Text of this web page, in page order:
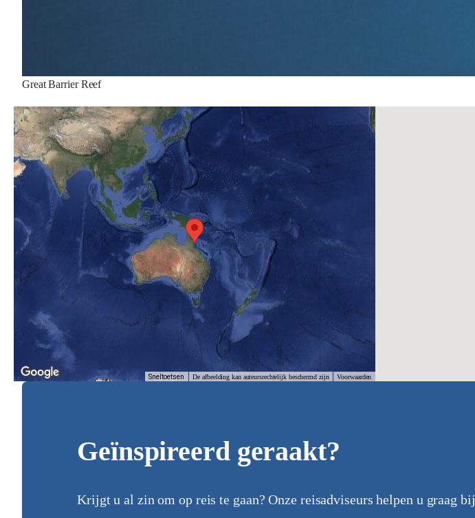
Great Barrier Reef
Sneltoetsen De afbeelding kan auteursrechtelijk beschermd zijn Voorwaarden
Geïnspireerd geraakt?
Krijgt u al zin om op reis te gaan? Onze reisadviseurs helpen u graag bij